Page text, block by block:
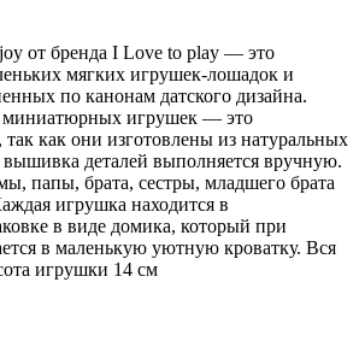
от бренда I Love to play — это
мягких игрушек-лошадок и
по канонам датского дизайна.
миниатюрных игрушек — это
как они изготовлены из натуральных
деталей выполняется вручную.
папы, брата, сестры, младшего брата
игрушка находится в
в виде домика, который при
в маленькую уютную кроватку. Вся
игрушки 14 см